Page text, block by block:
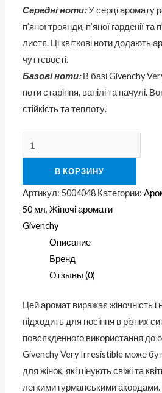
Середні ноти:У серці аромату
п’яної троянди, п’яної гарденії та
листя. Ці квіткові ноти додають
чуттєвості.
Базові ноти:В базі Givenchy
ноти старіння, ванілі та пачулі.
стійкість та теплоту.
В КОРЗИНУ
Артикул:5004048 Категории:
50 мл,Жіночі аромати
Givenchy
Описание
Бренд
Отзывы (0)
Цей аромат виражає жіночність і
підходить для носіння в різних
повсякденного використання до
Givenchy Very Irresistible може
для жінок, які цінують свіжі та
легкими гурманськими